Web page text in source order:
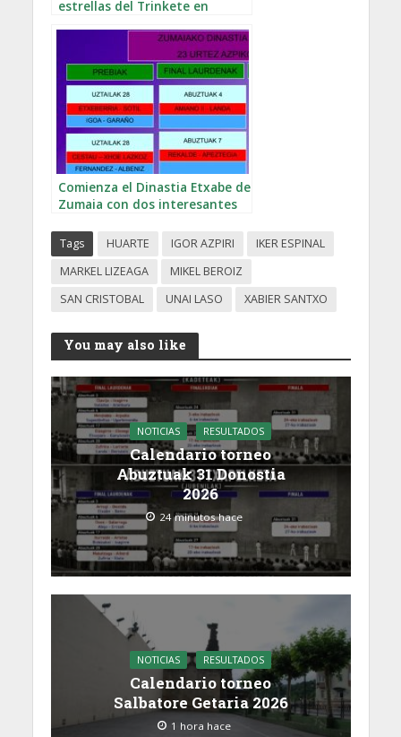
estrellas del Trinkete en
Comienza el Dinastia Etxabe de
Zumaia con dos interesantes
Tags HUARTE IGOR AZPIRI
IKER ESPINAL
MARKEL LIZEAGA
MIKEL BEROIZ
SAN CRISTOBAL
UNAI LASO XABIER SANTXO
You may also like
NOTICIAS RESULTADOS
Calendario torneo
Abuztuak 31 Donostia
2026
24 minutos hace
NOTICIAS RESULTADOS
Calendario torneo
Salbatore Getaria 2026
1 hora hace